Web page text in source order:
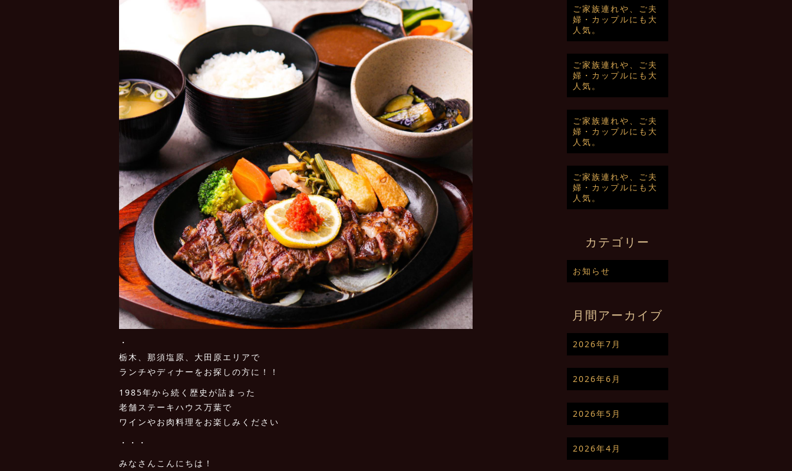
・
栃木、那須塩原、大田原エリアで
ランチやディナーをお探しの方に！！
1985年から続く歴史が詰まった
老舗ステーキハウス万葉で
ワインやお肉料理をお楽しみください
・・・
みなさんこんにちは！
ご家族連れや、ご夫
婦・カップルにも大
人気。
ご家族連れや、ご夫
婦・カップルにも大
人気。
ご家族連れや、ご夫
婦・カップルにも大
人気。
ご家族連れや、ご夫
婦・カップルにも大
人気。
カテゴリー
お知らせ
月間アーカイブ
2026年7月
2026年6月
2026年5月
2026年4月